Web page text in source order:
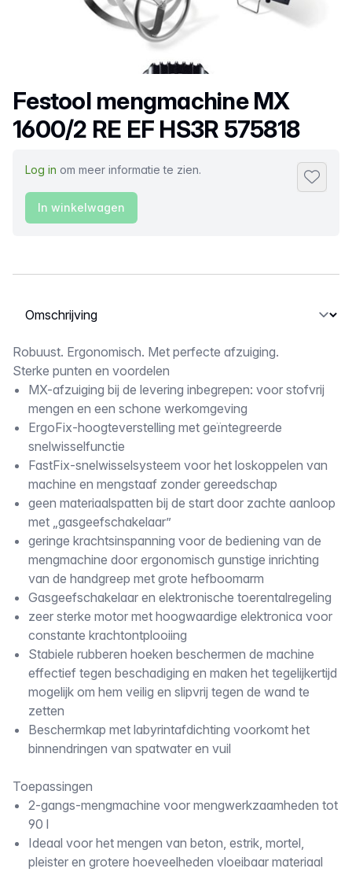
Productnaam
Festool mengmachine MX
1600/2 RE EF HS3R 575818
Log in om meer informatie te zien.
In winkelwagen
Selecteer een tabblad
Omschrijving
Robuust. Ergonomisch. Met perfecte afzuiging.
Sterke punten en voordelen
MX-afzuiging bij de levering inbegrepen: voor stofvrij
mengen en een schone werkomgeving
ErgoFix-hoogteverstelling met geïntegreerde
snelwisselfunctie
FastFix-snelwisselsysteem voor het loskoppelen van
machine en mengstaaf zonder gereedschap
geen materiaalspatten bij de start door zachte aanloop
met „gasgeefschakelaar”
geringe krachtsinspanning voor de bediening van de
mengmachine door ergonomisch gunstige inrichting
van de handgreep met grote hefboomarm
Gasgeefschakelaar en elektronische toerentalregeling
zeer sterke motor met hoogwaardige elektronica voor
constante krachtontplooiing
Stabiele rubberen hoeken beschermen de machine
effectief tegen beschadiging en maken het tegelijkertijd
mogelijk om hem veilig en slipvrij tegen de wand te
zetten
Beschermkap met labyrintafdichting voorkomt het
binnendringen van spatwater en vuil
Toepassingen
2-gangs-mengmachine voor mengwerkzaamheden tot
90 l
Ideaal voor het mengen van beton, estrik, mortel,
pleister en grotere hoeveelheden vloeibaar materiaal